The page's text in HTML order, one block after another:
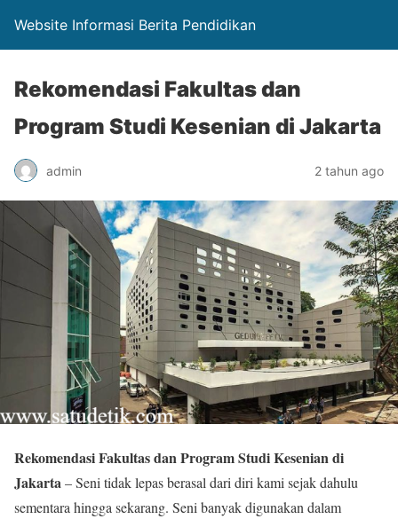
Website Informasi Berita Pendidikan
Rekomendasi Fakultas dan
Program Studi Kesenian di Jakarta
admin 2 tahun ago
Rekomendasi Fakultas dan Program Studi Kesenian di
Jakarta– Seni tidak lepas berasal dari diri kami sejak dahulu
sementara hingga sekarang. Seni banyak digunakan dalam